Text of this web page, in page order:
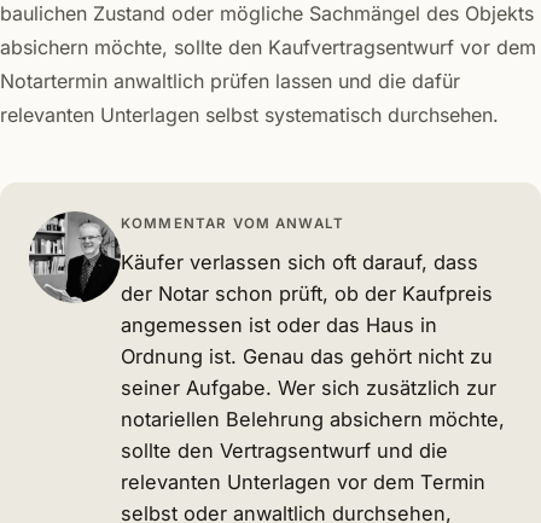
baulichen Zustand oder mögliche Sachmängel des Objekts
absichern möchte, sollte den Kaufvertragsentwurf vor dem
Notartermin anwaltlich prüfen lassen und die dafür
relevanten Unterlagen selbst systematisch durchsehen.
KOMMENTAR VOM ANWALT
Käufer verlassen sich oft darauf, dass
der Notar schon prüft, ob der Kaufpreis
angemessen ist oder das Haus in
Ordnung ist. Genau das gehört nicht zu
seiner Aufgabe. Wer sich zusätzlich zur
notariellen Belehrung absichern möchte,
sollte den Vertragsentwurf und die
relevanten Unterlagen vor dem Termin
selbst oder anwaltlich durchsehen,